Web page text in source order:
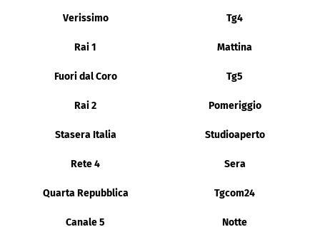
Verissimo Tg4
Rai 1 Mattina
Fuori dal Coro Tg5
Rai 2 Pomeriggio
Stasera Italia Studioaperto
Rete 4 Sera
Quarta Repubblica Tgcom24
Canale 5 Notte